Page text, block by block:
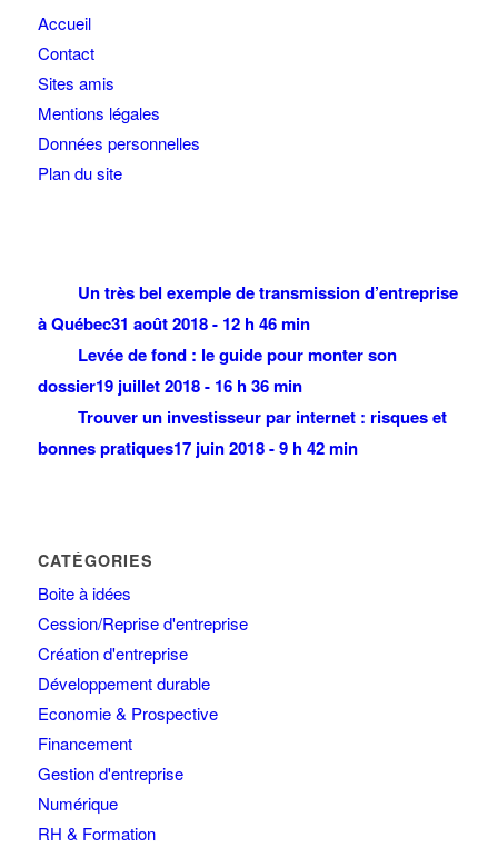
Accueil
Contact
Sites amis
Mentions légales
Données personnelles
Plan du site
Un très bel exemple de transmission d’entreprise
à Québec31 août 2018 - 12 h 46 min
Levée de fond : le guide pour monter son
dossier19 juillet 2018 - 16 h 36 min
Trouver un investisseur par internet : risques et
bonnes pratiques17 juin 2018 - 9 h 42 min
CATÉGORIES
Boite à idées
Cession/Reprise d'entreprise
Création d'entreprise
Développement durable
Economie & Prospective
Financement
Gestion d'entreprise
Numérique
RH & Formation